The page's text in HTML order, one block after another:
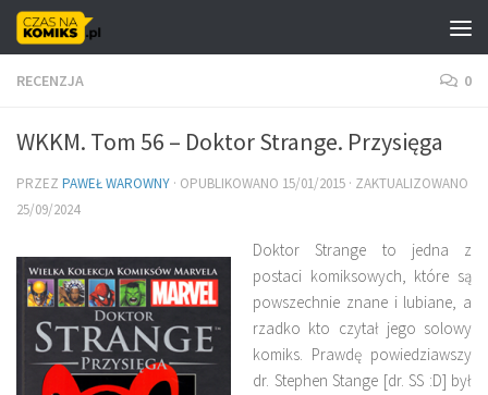
Skip to content
RECENZJA 0
WKKM. Tom 56 – Doktor Strange. Przysięga
PRZEZ PAWEŁ WAROWNY · OPUBLIKOWANO 15/01/2015 · ZAKTUALIZOWANO
25/09/2024
Doktor Strange to jedna z
postaci komiksowych, które są
powszechnie znane i lubiane, a
rzadko kto czytał jego solowy
komiks. Prawdę powiedziawszy
dr. Stephen Stange [dr. SS :D] był